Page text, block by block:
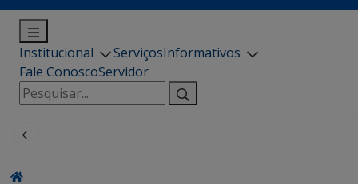
Institucional ServiçosInformativos
Fale ConoscoServidor
Pesquisar
por: